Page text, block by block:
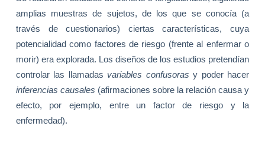
amplias muestras de sujetos, de los que se conocía (a
través de cuestionarios) ciertas características, cuya
potencialidad como factores de riesgo (frente al enfermar o
morir) era explorada. Los diseños de los estudios pretendían
controlar las llamadas variables confusoras y poder hacer
inferencias causales (afirmaciones sobre la relación causa y
efecto, por ejemplo, entre un factor de riesgo y la
enfermedad).